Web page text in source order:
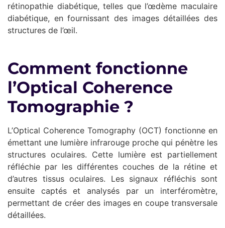
rétinopathie diabétique, telles que l’œdème maculaire
diabétique, en fournissant des images détaillées des
structures de l’œil.
Comment fonctionne
l’Optical Coherence
Tomographie ?
L’Optical Coherence Tomography (OCT) fonctionne en
émettant une lumière infrarouge proche qui pénètre les
structures oculaires. Cette lumière est partiellement
réfléchie par les différentes couches de la rétine et
d’autres tissus oculaires. Les signaux réfléchis sont
ensuite captés et analysés par un interféromètre,
permettant de créer des images en coupe transversale
détaillées.